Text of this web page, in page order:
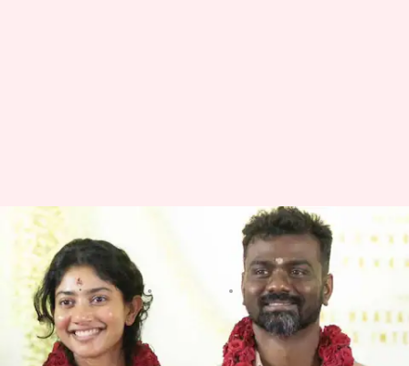
ఫోటోను క్రాప్ చేసి షేర్ చేసారు.. పెళ్ళి
ఫోటోపై సాయి పల్లవి స్ట్రాంగ్ రిప్లై
వ్రాసిన వారు Sriram Pranateja 10:06 am
ఈ వార్తాకథనం ఏంటి